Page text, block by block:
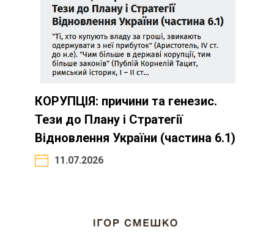
КОРУПЦІЯ: причини та генезис.
Тези до Плану і Стратегії
Відновлення України (частина 6.1)
11.07.2026